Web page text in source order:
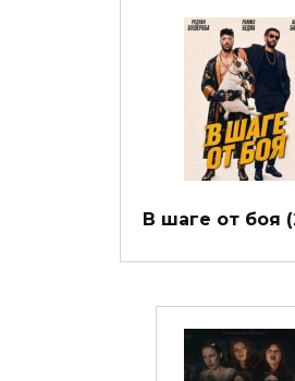
В шаге от боя